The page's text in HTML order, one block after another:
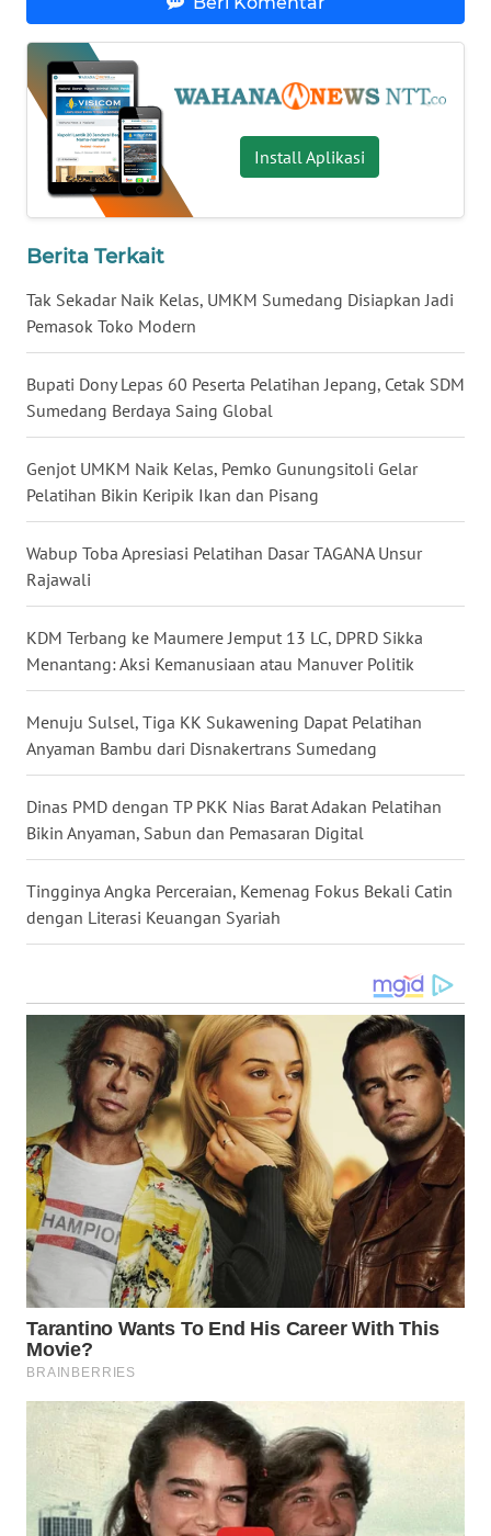
Install Aplikasi
Berita Terkait
Tak Sekadar Naik Kelas, UMKM Sumedang Disiapkan Jadi
Pemasok Toko Modern
Bupati Dony Lepas 60 Peserta Pelatihan Jepang, Cetak SDM
Sumedang Berdaya Saing Global
Genjot UMKM Naik Kelas, Pemko Gunungsitoli Gelar
Pelatihan Bikin Keripik Ikan dan Pisang
Wabup Toba Apresiasi Pelatihan Dasar TAGANA Unsur
Rajawali
KDM Terbang ke Maumere Jemput 13 LC, DPRD Sikka
Menantang: Aksi Kemanusiaan atau Manuver Politik
Menuju Sulsel, Tiga KK Sukawening Dapat Pelatihan
Anyaman Bambu dari Disnakertrans Sumedang
Dinas PMD dengan TP PKK Nias Barat Adakan Pelatihan
Bikin Anyaman, Sabun dan Pemasaran Digital
Tingginya Angka Perceraian, Kemenag Fokus Bekali Catin
dengan Literasi Keuangan Syariah
SULUT
WN
MALUKU
WN
WN
DAIRI
WN
DANAU
TOBA
WN
NIAS
WN
LANGKAT
WN
TAPANULI
SELATAN
WN
TANJUNG
WN
LABUHANBATU
WN
TAPANULI
TENGAH
WN DELI
SERDANG
TEBING
TINGGI
PAKPAK
KARAWANG